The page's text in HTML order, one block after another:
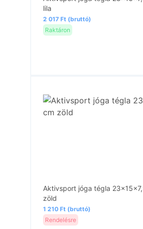
lila
2 017 Ft (bruttó)
Raktáron
Aktivsport jóga tégla
zöld
1 210 Ft (bruttó)
Rendelésre